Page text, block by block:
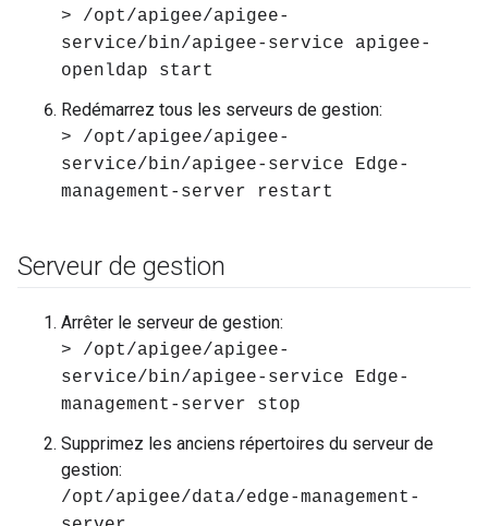
> /opt/apigee/apigee-
service/bin/apigee-service apigee-
openldap start
Redémarrez tous les serveurs de gestion:
> /opt/apigee/apigee-
service/bin/apigee-service Edge-
management-server restart
Serveur de gestion
Arrêter le serveur de gestion:
> /opt/apigee/apigee-
service/bin/apigee-service Edge-
management-server stop
Supprimez les anciens répertoires du serveur de
gestion:
/opt/apigee/data/edge-management-